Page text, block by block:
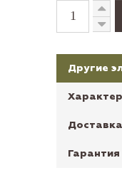
Другие